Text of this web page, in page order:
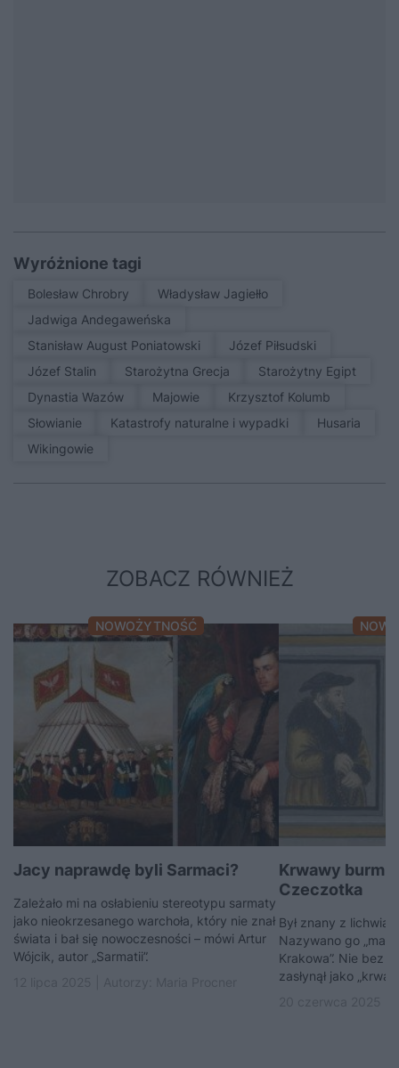
Wyróżnione tagi
Bolesław Chrobry
Władysław Jagiełło
Jadwiga Andegaweńska
Stanisław August Poniatowski
Józef Piłsudski
Józef Stalin
Starożytna Grecja
Starożytny Egipt
Dynastia Wazów
Majowie
Krzysztof Kolumb
Słowianie
Katastrofy naturalne i wypadki
Husaria
Wikingowie
ZOBACZ RÓWNIEŻ
NOWOŻYTNOŚĆ
Jacy naprawdę byli Sarmaci?
Zależało mi na osłabieniu stereotypu sarmaty
jako nieokrzesanego warchoła, który nie znał
świata i bał się nowoczesności – mówi Artur
Wójcik, autor „Sarmatii”.
Krwawy
Czeczotka
Był znany z
Nazywano go
Krakowa”. Nie bez
zasłynął jako